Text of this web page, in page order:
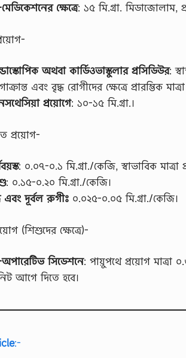
মেডিকেশনের ক্ষেত্রে: ১৫ মি.গ্রা. মিডাজোলাম,
অথবা কার্ডিওভাস্কুলার প্রসিডিউর:
এবং বৃদ্ধ রোগীদের ক্ষেত্রে প্রারম্ভিক
প্রয়ােগে: ১০-১৫ মি.গ্রা.।
প্রয়ােগ-
: ০.০৭-০.১ মি.গ্রা./কেজি, স্বাভাবিক মাত্রা
: ০.১৫-০.২০ মি.গ্রা./কেজি।
এবং দূর্বল রুগীঃ ০.০২৫-০.০৫ মি.গ্রা./কেজি।
(শিশুদের ক্ষেত্রে)-
অপারেটিভ সিডেশনে: পায়ুপথে প্রয়ােগ
আগে দিতে হবে।
:-